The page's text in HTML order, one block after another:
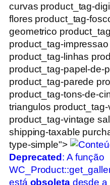
curvas product_tag-
flores product_tag-
geometrico
product_tag-
product_tag-linhas
product_tag-papel-de-
product_tag-parede
product_tag-tons-de-
triangulos
product_tag-vintage
shipping-taxable
type-simple">
Deprecated: A função
está obsoletadesde a